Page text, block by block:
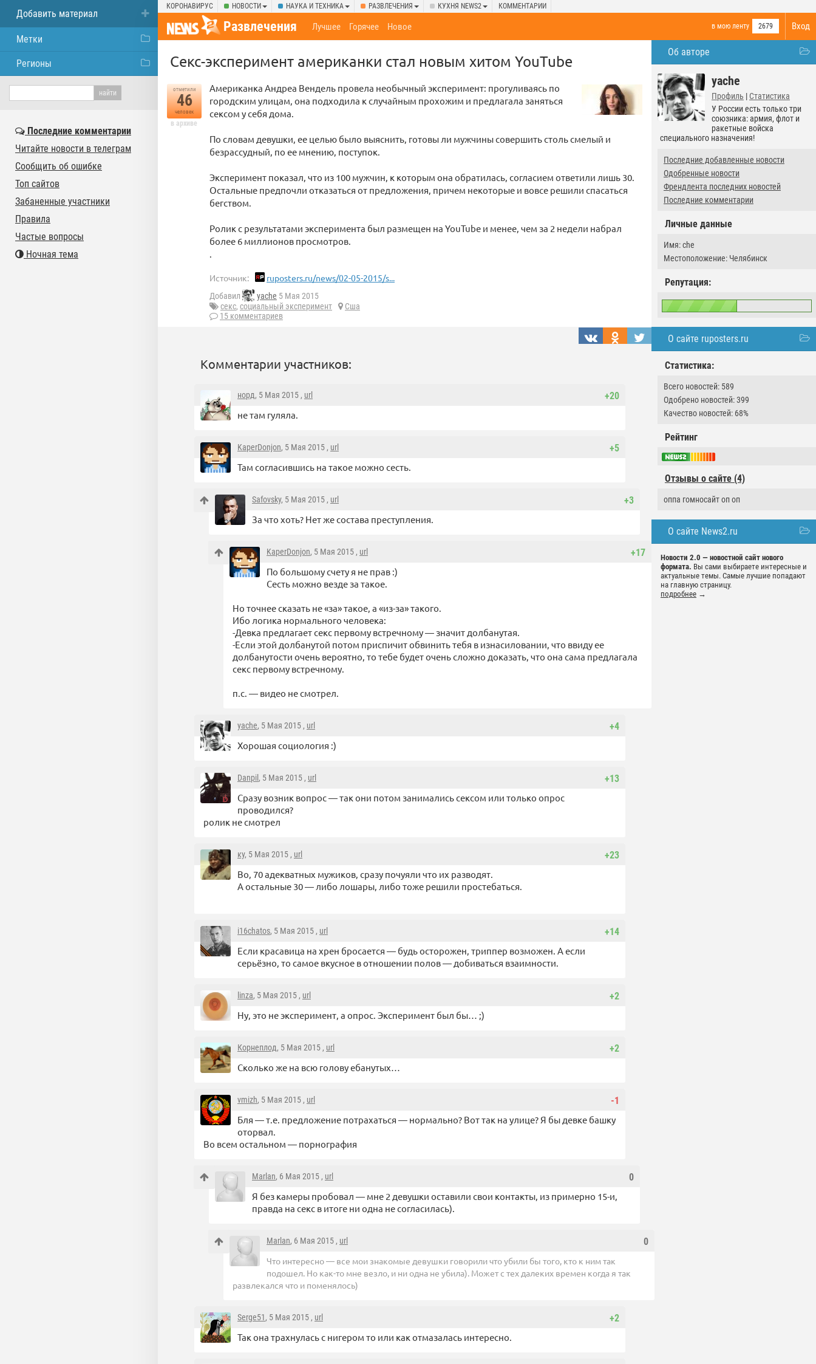
КОРОНАВИРУС НОВОСТИ НАУКА И ТЕХНИКА РАЗВЛЕЧЕНИЯ КУХНЯ NEWS2 КОММЕНТАРИИ
Вход
Развлечения в мою ленту 2679
Лучшее Горячее Новое
Об авторе
yache
Профиль | Статистика
У России есть только три
союзника: армия, флот и
ракетные войска
специального назначения!
Последние добавленные новости
Одобренные новости
Френдлента последних новостей
Последние комментарии
Личные данные
Имя: che
Местоположение: Челябинск
Репутация:
О сайте ruposters.ru
Статистика:
Всего новостей: 589
Одобрено новостей: 399
Качество новостей: 68%
Рейтинг
Отзывы о сайте (4)
оппа гомносайт оп оп
О сайте News2.ru
Новости 2.0 — новостной сайт нового
формата. Вы сами выбираете интересные и
актуальные темы. Самые лучшие попадают
на главную страницу.
подробнее →
Секс-эксперимент американки стал новым хитом YouTube
отметили
46
человек
в архиве
Американка Андреа Вендель провела необычный эксперимент: прогуливаясь по
городским улицам, она подходила к случайным прохожим и предлагала заняться
сексом у себя дома.
По словам девушки, ее целью было выяснить, готовы ли мужчины совершить столь смелый и
безрассудный, по ее мнению, поступок.
Эксперимент показал, что из 100 мужчин, к которым она обратилась, согласием ответили лишь 30.
Остальные предпочли отказаться от предложения, причем некоторые и вовсе решили спасаться
бегством.
Ролик с результатами эксперимента был размещен на YouTube и менее, чем за 2 недели набрал
более 6 миллионов просмотров.
.
Источник: ruposters.ru/news/02-05-2015/s...
Добавил yache 5 Мая 2015
секс, социальный эксперимент
Сша
15 комментариев
Комментарии участников:
+20
норд, 5 Мая 2015 , url
не там гуляла.
+5
KaperDonjon, 5 Мая 2015 , url
Там согласившись на такое можно сесть.
+3
Safovsky, 5 Мая 2015 , url
За что хоть? Нет же состава преступления.
+17
KaperDonjon, 5 Мая 2015 , url
По большому счету я не прав :)
Сесть можно везде за такое.
Но точнее сказать не «за» такое, а «из-за» такого.
Ибо логика нормального человека:
-Девка предлагает секс первому встречному — значит долбанутая.
-Если этой долбанутой потом приспичит обвинить тебя в изнасиловании, что ввиду ее
долбанутости очень вероятно, то тебе будет очень сложно доказать, что она сама предлагала
секс первому встречному.
п.с. — видео не смотрел.
+4
yache, 5 Мая 2015 , url
Хорошая социология :)
+13
Danpil , 5 Мая 2015 , url
Сразу возник вопрос — так они потом занимались сексом или только опрос
проводился?
ролик не смотрел
+23
ку, 5 Мая 2015 , url
Во, 70 адекватных мужиков, сразу почуяли что их разводят.
А остальные 30 — либо лошары, либо тоже решили простебаться.
+14
i16chatos, 5 Мая 2015 , url
Если красавица на хрен бросается — будь осторожен, триппер возможен. А если
серьёзно, то самое вкусное в отношении полов — добиваться взаимности.
+2
linza, 5 Мая 2015 , url
Ну, это не эксперимент, а опрос. Эксперимент был бы… ;)
+2
Корнеплод, 5 Мая 2015 , url
Сколько же на всю голову ебанутых…
-1
vmizh, 5 Мая 2015 , url
Бля — т.е. предложение потрахаться — нормально? Вот так на улице? Я бы девке башку
оторвал.
Во всем остальном — порнография
0
Marlan, 6 Мая 2015 , url
Я без камеры пробовал — мне 2 девушки оставили свои контакты, из примерно 15-и,
правда на секс в итоге ни одна не согласилась).
0
Marlan, 6 Мая 2015 , url
Что интересно — все мои знакомые девушки говорили что убили бы того, кто к ним так
подошел. Но как-то мне везло, и ни одна не убила). Может с тех далеких времен когда я так
развлекался что и поменялось)
+2
Serge51, 5 Мая 2015 , url
Так она трахнулась с нигером то или как отмазалась интересно.
Добавить материал
Метки
Регионы
Последние комментарии
Читайте новости в телеграм
Сообщить об ошибке
Топ сайтов
Забаненные участники
Правила
Частые вопросы
Ночная тема